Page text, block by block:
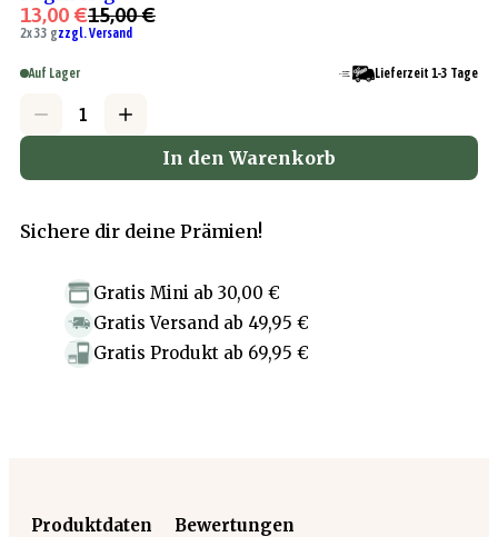
13,00 €15,00 €
2x 33 gzzgl. Versand
Auf Lager Lieferzeit 1-3 Tage
In den Warenkorb
Sichere dir deine Prämien!
Gratis Mini ab 30,00 €
Gratis Versand ab 49,95 €
Gratis Produkt ab 69,95 €
Produktdaten Bewertungen